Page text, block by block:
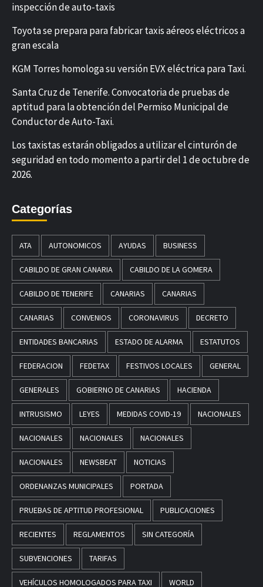
inspección de auto-taxis
Toyota se prepara para fabricar taxis aéreos eléctricos a
gran escala
KGM Torres homologa su versión EVX eléctrica para Taxi.
Santa Cruz de Tenerife. Convocatoria de pruebas de
aptitud para la obtención del Permiso Municipal de
Conductor de Auto-Taxi.
Los taxistas estarán obligados a utilizar el cinturón de
seguridad en todo momento a partir del 1 de octubre de
2026.
Categorías
ATA AUTONOMICOS AYUDAS BUSINESS
CABILDO DE GRAN CANARIA CABILDO DE LA GOMERA
CABILDO DE TENERIFE CANARIAS CANARIAS
CANARIAS CONVENIOS CORONAVIRUS DECRETO
ENTIDADES BANCARIAS ESTADO DE ALARMA ESTATUTOS
FEDERACION FEDETAX FESTIVOS LOCALES GENERAL
GENERALES GOBIERNO DE CANARIAS HACIENDA
INTRUSISMO LEYES MEDIDAS COVID-19 NACIONALES
NACIONALES NACIONALES NACIONALES
NACIONALES NEWSBEAT NOTICIAS
ORDENANZAS MUNICIPALES PORTADA
PRUEBAS DE APTITUD PROFESIONAL PUBLICACIONES
RECIENTES REGLAMENTOS SIN CATEGORÍA
SUBVENCIONES TARIFAS
VEHÍCULOS HOMOLOGADOS PARA TAXI WORLD